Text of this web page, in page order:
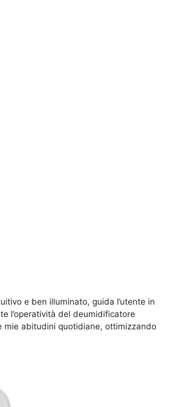
e ben illuminato, guida l’utente in
l’operatività del deumidificatore
mie abitudini quotidiane, ottimizzando